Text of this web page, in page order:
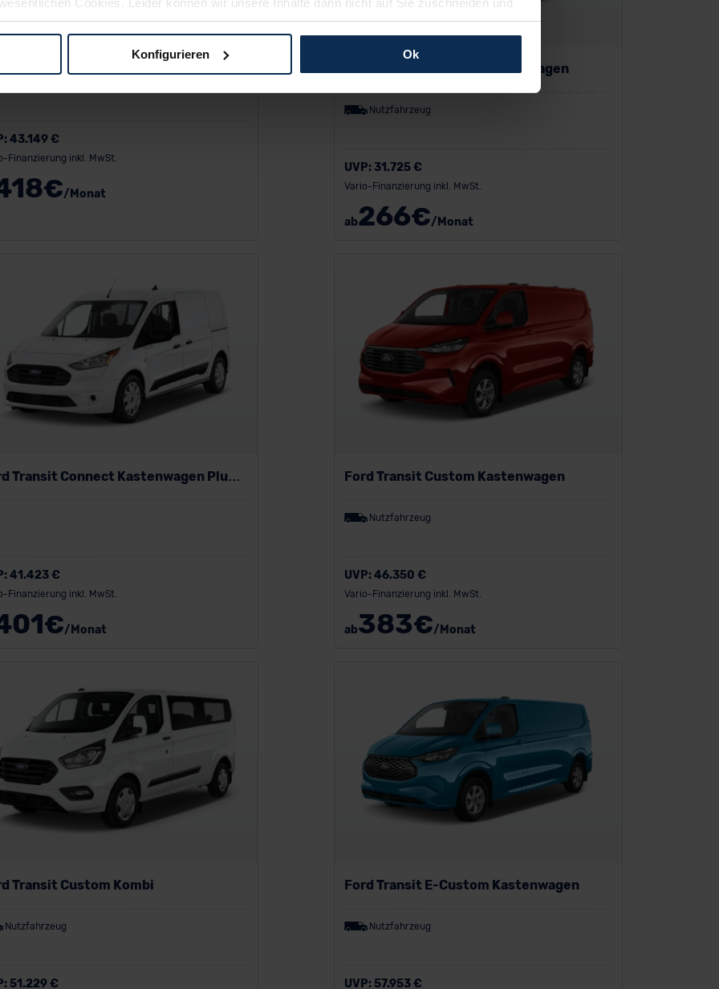
Cookies. Leider können wir unsere Inhalte dann nicht auf Sie zuschneiden und
Weg zu Ihrem Neuwagen unterstützen. Sie können die Einstellungen jederzeit anpassen
der EU erfolgt, erfolgt dies ausschließlich auf der Grundlage eines
der EU-Kommission (Art. 45 Abs. 1 DSGVO), von Standarddatenschutzklauseln (Art. 46
Sie hierzu Ihre Einwilligung freiwillig erteilen. Nähere Informationen zu den bestehenden
über den Kontakt zu unserem Datenschutzbeauftragten unter datenschutz@meinauto.de
Konfigurieren Ok
Grand Transit Connect Kastenwagen
in-Hybrid
43.149 €
Finanzierung inkl. MwSt.
€/Monat
Ford Transit Connect Kastenwagen
Nutzfahrzeug
UVP:31.725 €
Vario-Finanzierung inkl. MwSt.
ab266€/Monat
Transit Connect Kastenwagen Plug-
41.423 €
Finanzierung inkl. MwSt.
€/Monat
Ford Transit Custom Kastenwagen
Nutzfahrzeug
UVP:46.350 €
Vario-Finanzierung inkl. MwSt.
ab383€/Monat
Transit Custom Kombi
Nutzfahrzeug
51.229 €
Ford Transit E-Custom Kastenwagen
Nutzfahrzeug
UVP:57.953 €